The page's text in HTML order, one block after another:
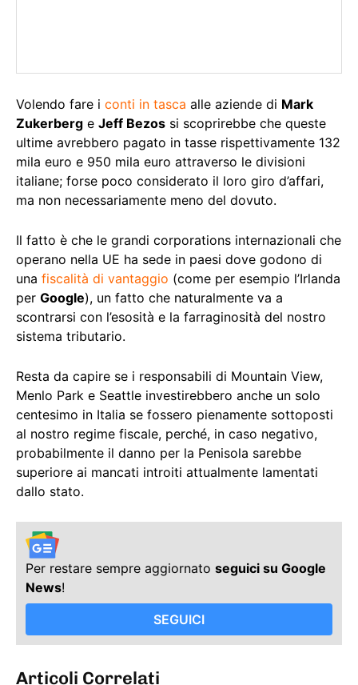
Volendo fare i conti in tasca alle aziende di Mark
Zukerberg e Jeff Bezos si scoprirebbe che queste
ultime avrebbero pagato in tasse rispettivamente 132
mila euro e 950 mila euro attraverso le divisioni
italiane; forse poco considerato il loro giro d’affari,
ma non necessariamente meno del dovuto.
Il fatto è che le grandi corporations internazionali che
operano nella UE ha sede in paesi dove godono di
una fiscalità di vantaggio (come per esempio l’Irlanda
per Google), un fatto che naturalmente va a
scontrarsi con l’esosità e la farraginosità del nostro
sistema tributario.
Resta da capire se i responsabili di Mountain View,
Menlo Park e Seattle investirebbero anche un solo
centesimo in Italia se fossero pienamente sottoposti
al nostro regime fiscale, perché, in caso negativo,
probabilmente il danno per la Penisola sarebbe
superiore ai mancati introiti attualmente lamentati
dallo stato.
Per restare sempre aggiornato seguici su Google
News!
SEGUICI
Articoli Correlati